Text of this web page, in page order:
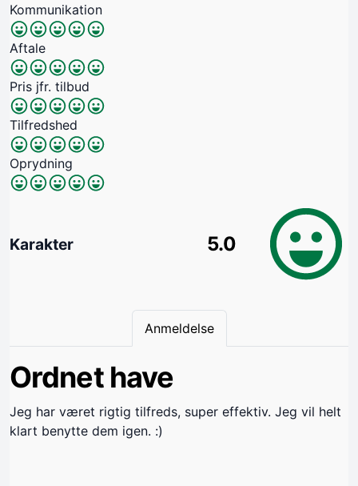
Kommunikation
Aftale
Pris jfr. tilbud
Tilfredshed
Oprydning
Karakter 5.0
Anmeldelse
Ordnet have
Jeg har været rigtig tilfreds, super effektiv. Jeg vil helt
klart benytte dem igen. :)